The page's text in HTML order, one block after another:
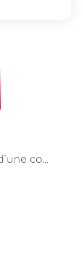
Les clés d’une collaboration harmonieuse entre les parents et la garde d’enfants à domicile à Paris